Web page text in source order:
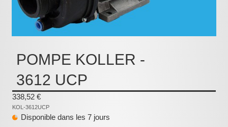
Les bonnes affaires
Composants électroniques
POMPE KOLLER -
3612 UCP
338,52 €
KOL-3612UCP
Disponible dans les 7 jours